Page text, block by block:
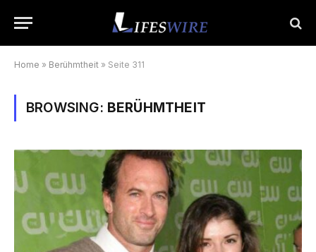
Home » Berühmtheit » Seite 311
BROWSING: BERÜHMTHEIT